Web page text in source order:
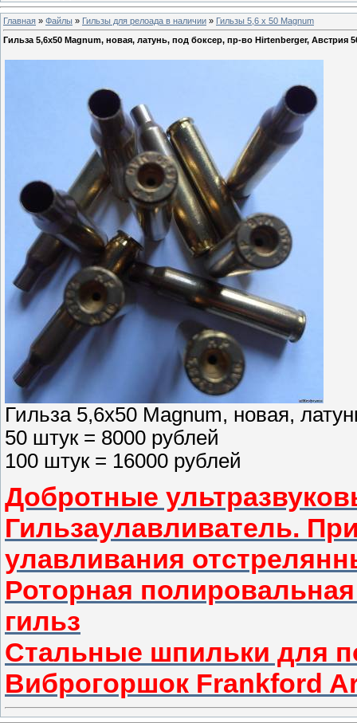
Главная » Файлы » Гильзы для релоада в наличии » Гильзы 5,6 х 50 Magnum
Гильза 5,6х50 Magnum, новая, латунь, под боксер, пр-во Hirtenberger, Австрия
Гильза 5,6х50 Magnum, новая,
50 штук = 8000 рублей
100 штук = 16000 рублей
Добротные
Гильзаулавливатель.
улавливания
Роторная
гильз
Стальные шпильки для
Виброгоршок Frankford